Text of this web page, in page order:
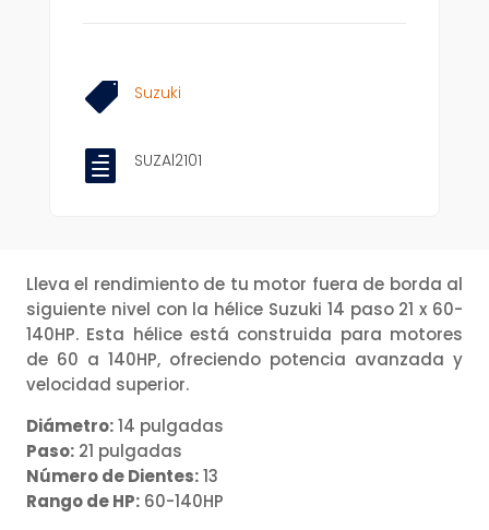
 Suzuki
 SUZAl2101
Lleva el rendimiento de tu motor fuera de borda al
siguiente nivel con la hélice Suzuki 14 paso 21 x 60-
140HP. Esta hélice está construida para motores
de 60 a 140HP, ofreciendo potencia avanzada y
velocidad superior.
Diámetro:14 pulgadas
Paso: 21 pulgadas
Número de Dientes:13
Rango de HP: 60-140HP